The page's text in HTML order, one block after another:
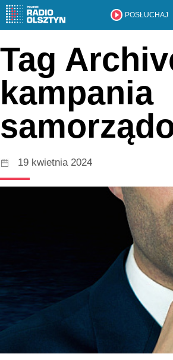
POSŁUCHAJ
Tag
kampania
19 kwietnia 2024